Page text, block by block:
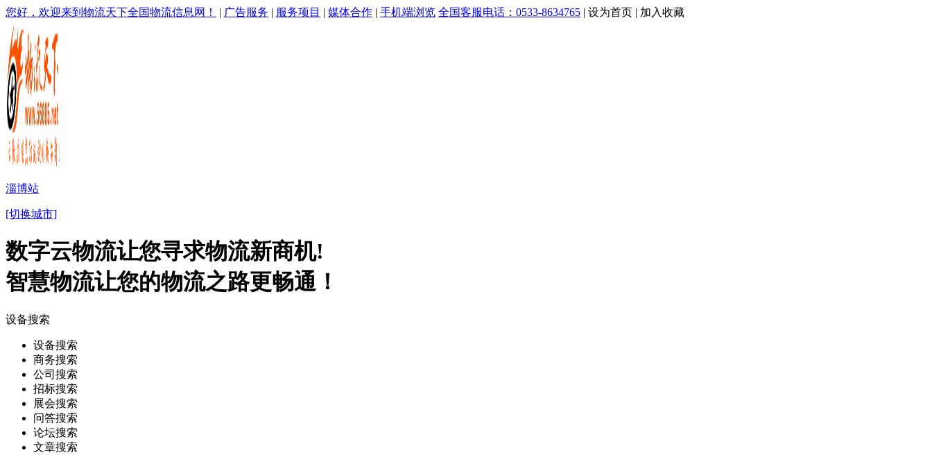
您好，欢迎来到物流天下全国物流信息网！ | 广告服务 | 服务项目 | 媒体合作 | 手机端浏览 全国客服电话：0533-8634765 | 设为首页 | 加入收藏
淄博站
[切换城市]
数字云物流让您寻求物流新商机!
智慧物流让您的物流之路更畅通！
设备搜索
设备搜索
商务搜索
公司搜索
招标搜索
展会搜索
问答搜索
论坛搜索
文章搜索